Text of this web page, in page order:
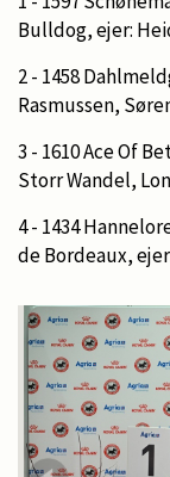
Bulldog, ejer:
2 - 1458
Rasmussen,
3 - 1610 Ace Of
Storr Wandel,
4 - 1434
de Bordeaux,